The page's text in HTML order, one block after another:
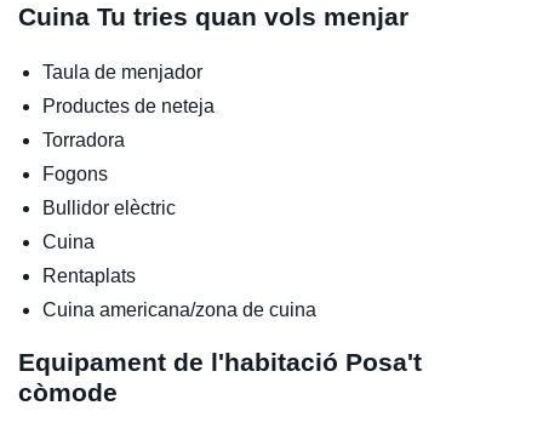
Cuina Tu tries quan vols menjar
Taula de menjador
Productes de neteja
Torradora
Fogons
Bullidor elèctric
Cuina
Rentaplats
Cuina americana/zona de cuina
Equipament de l'habitació Posa't
còmode